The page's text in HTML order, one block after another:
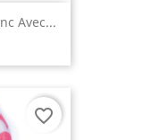
Avec...
favorite_border